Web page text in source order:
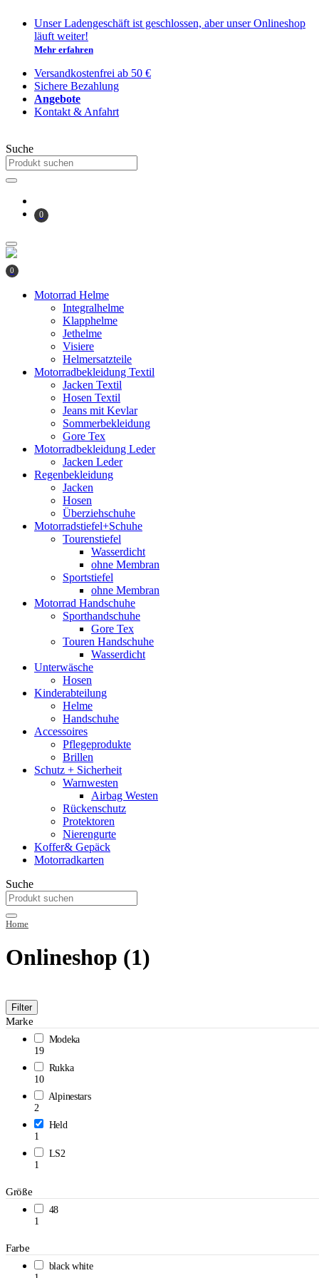
Inhalt
springen
Unser Ladengeschäft ist geschlossen, aber unser Onlineshop
läuft weiter!
Mehr erfahren
Versandkostenfrei ab 50 €
Sichere Bezahlung
Angebote
Kontakt & Anfahrt
Suche
0
0
Motorrad Helme
Integralhelme
Klapphelme
Jethelme
Visiere
Helmersatzteile
Motorradbekleidung Textil
Jacken Textil
Hosen Textil
Jeans mit Kevlar
Sommerbekleidung
Gore Tex
Motorradbekleidung Leder
Jacken Leder
Regenbekleidung
Jacken
Hosen
Überziehschuhe
Motorradstiefel+Schuhe
Tourenstiefel
Wasserdicht
ohne Membran
Sportstiefel
ohne Membran
Motorrad Handschuhe
Sporthandschuhe
Gore Tex
Touren Handschuhe
Wasserdicht
Unterwäsche
Hosen
Kinderabteilung
Helme
Handschuhe
Accessoires
Pflegeprodukte
Brillen
Schutz + Sicherheit
Warnwesten
Airbag Westen
Rückenschutz
Protektoren
Nierengurte
Koffer& Gepäck
Motorradkarten
Suche
Home
Onlineshop (1)
Filter
Marke
Modeka
19
Rukka
10
Alpinestars
2
Held
1
LS2
1
Größe
48
1
Farbe
black white